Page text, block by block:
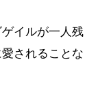
イルが一人残
されることな